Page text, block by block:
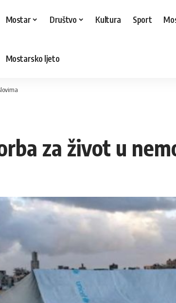
Mostar Društvo Kultura Sport
Mostarsko ljeto
za život u